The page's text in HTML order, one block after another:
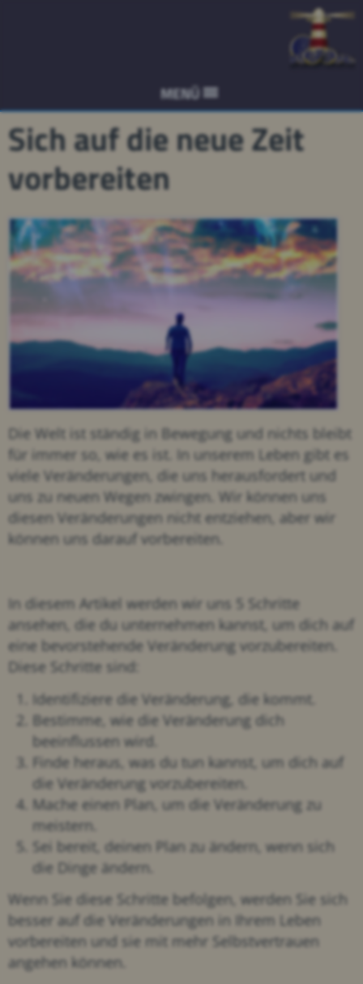
MENÜ
Sich auf die neue Zeit
vorbereiten
Die Welt ist ständig in Bewegung und nichts bleibt
für immer so, wie es ist. In unserem Leben gibt es
viele Veränderungen, die uns herausfordert und
uns zu neuen Wegen zwingen. Wir können uns
diesen Veränderungen nicht entziehen, aber wir
können uns darauf vorbereiten.
In diesem Artikel werden wir uns 5 Schritte
ansehen, die du unternehmen kannst, um dich auf
eine bevorstehende Veränderung vorzubereiten.
Diese Schritte sind:
Identifiziere die Veränderung, die kommt.
Bestimme, wie die Veränderung dich
beeinflussen wird.
Finde heraus, was du tun kannst, um dich auf
die Veränderung vorzubereiten.
Mache einen Plan, um die Veränderung zu
meistern.
Sei bereit, deinen Plan zu ändern, wenn sich
die Dinge ändern.
Wenn Sie diese Schritte befolgen, werden Sie sich
besser auf die Veränderungen in Ihrem Leben
vorbereiten und sie mit mehr Selbstvertrauen
angehen können.